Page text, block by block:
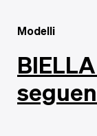
Modelli